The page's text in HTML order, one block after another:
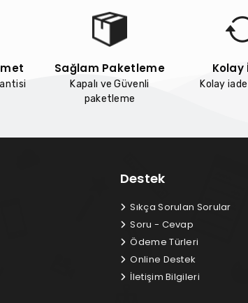
Sağlam Paketleme
Kapalı ve Güvenli
paketleme
Kolay
Kolay
Destek
Sıkça Sorulan Sorular
Soru - Cevap
Ödeme Türleri
Online Destek
İletişim Bilgileri